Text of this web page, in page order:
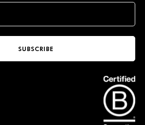
SUBSCRIBE
on Youtube